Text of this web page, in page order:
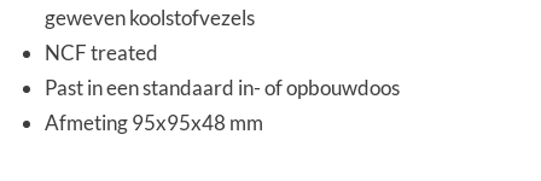
geweven koolstofvezels
NCF treated
Past in een standaard in- of opbouwdoos
Afmeting 95x95x48 mm